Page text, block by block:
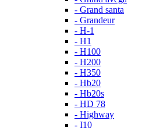
- Grand santa
- Grandeur
- H-1
- H1
- H100
- H200
- H350
- Hb20
- Hb20s
- HD 78
- Highway
- I10